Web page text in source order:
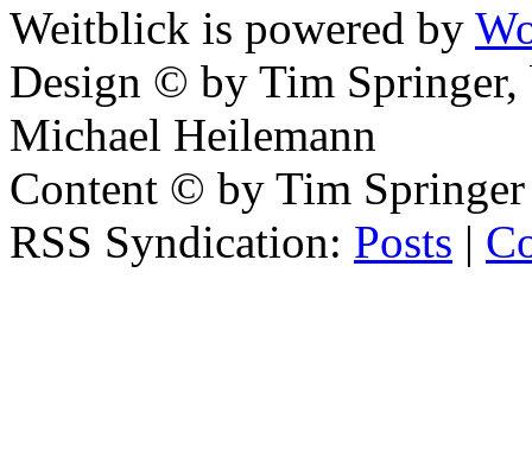
Weitblick is powered by
Design © by Tim Springer,
Michael Heilemann
Content © by Tim
RSS Syndication: Posts |